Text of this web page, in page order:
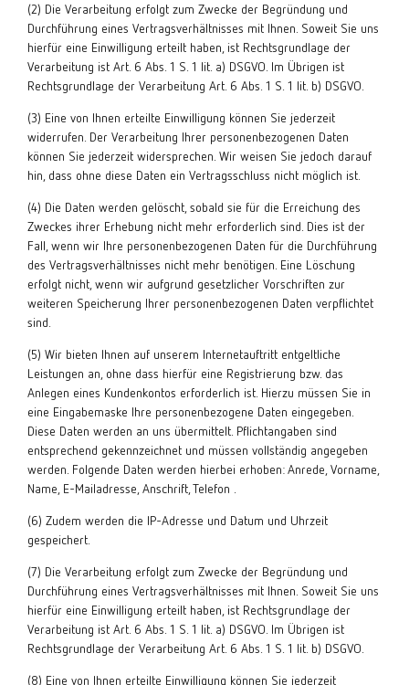
(2) Die Verarbeitung erfolgt zum Zwecke der Begründung und
Durchführung eines Vertragsverhältnisses mit Ihnen. Soweit Sie uns
hierfür eine Einwilligung erteilt haben, ist Rechtsgrundlage der
Verarbeitung ist Art. 6 Abs. 1 S. 1 lit. a) DSGVO. Im Übrigen ist
Rechtsgrundlage der Verarbeitung Art. 6 Abs. 1 S. 1 lit. b) DSGVO.
(3) Eine von Ihnen erteilte Einwilligung können Sie jederzeit
widerrufen. Der Verarbeitung Ihrer personenbezogenen Daten
können Sie jederzeit widersprechen. Wir weisen Sie jedoch darauf
hin, dass ohne diese Daten ein Vertragsschluss nicht möglich ist.
(4) Die Daten werden gelöscht, sobald sie für die Erreichung des
Zweckes ihrer Erhebung nicht mehr erforderlich sind. Dies ist der
Fall, wenn wir Ihre personenbezogenen Daten für die Durchführung
des Vertragsverhältnisses nicht mehr benötigen. Eine Löschung
erfolgt nicht, wenn wir aufgrund gesetzlicher Vorschriften zur
weiteren Speicherung Ihrer personenbezogenen Daten verpflichtet
sind.
(5) Wir bieten Ihnen auf unserem Internetauftritt entgeltliche
Leistungen an, ohne dass hierfür eine Registrierung bzw. das
Anlegen eines Kundenkontos erforderlich ist. Hierzu müssen Sie in
eine Eingabemaske Ihre personenbezogene Daten eingegeben.
Diese Daten werden an uns übermittelt. Pflichtangaben sind
entsprechend gekennzeichnet und müssen vollständig angegeben
werden. Folgende Daten werden hierbei erhoben: Anrede, Vorname,
Name, E-Mailadresse, Anschrift, Telefon .
(6) Zudem werden die IP-Adresse und Datum und Uhrzeit
gespeichert.
(7) Die Verarbeitung erfolgt zum Zwecke der Begründung und
Durchführung eines Vertragsverhältnisses mit Ihnen. Soweit Sie uns
hierfür eine Einwilligung erteilt haben, ist Rechtsgrundlage der
Verarbeitung ist Art. 6 Abs. 1 S. 1 lit. a) DSGVO. Im Übrigen ist
Rechtsgrundlage der Verarbeitung Art. 6 Abs. 1 S. 1 lit. b) DSGVO.
(8) Eine von Ihnen erteilte Einwilligung können Sie jederzeit